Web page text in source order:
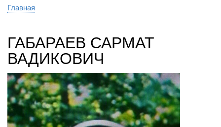
Строка
Главная
ГАБАРАЕВ САРМАТ
ВАДИКОВИЧ